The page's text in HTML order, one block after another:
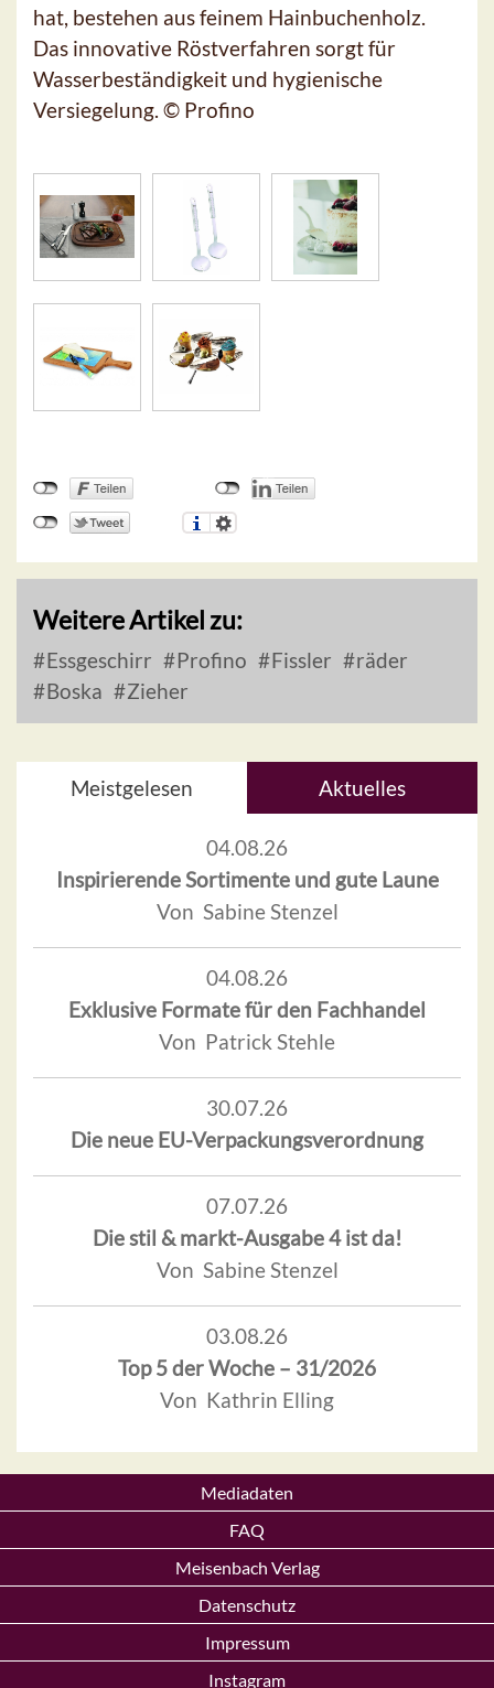
hat, bestehen aus feinem Hainbuchenholz.
Das innovative Röstverfahren sorgt für
Wasserbeständigkeit und hygienische
Versiegelung. © Profino
Weitere Artikel zu:
Essgeschirr Profino Fissler
räder
Boska
Zieher
Meistgelesen Aktuelles
04.08.26
Inspirierende Sortimente und gute Laune
Von Sabine Stenzel
04.08.26
Exklusive Formate für den Fachhandel
Von Patrick Stehle
30.07.26
Die neue EU-Verpackungsverordnung
07.07.26
Die stil & markt-Ausgabe 4 ist da!
Von Sabine Stenzel
03.08.26
Top 5 der Woche – 31/2026
Von Kathrin Elling
Mediadaten
FAQ
Meisenbach Verlag
Datenschutz
Impressum
Instagram